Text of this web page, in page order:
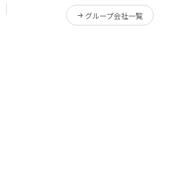
グループ会社一覧